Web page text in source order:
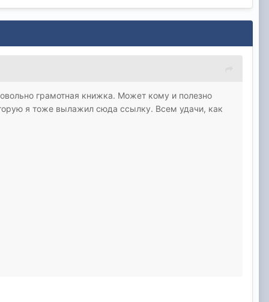
грамотная книжка. Может кому и полезно
я тоже вылажил сюда ссылку. Всем удачи, как